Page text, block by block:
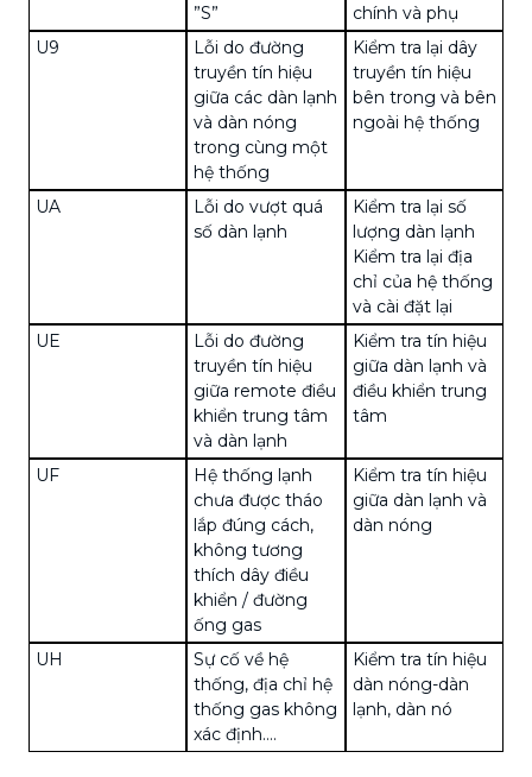
”S”
chính và phụ
U9
Lỗi do đường
truyền tín hiệu
giữa các dàn lạnh
và dàn nóng
trong cùng một
hệ thống
Kiểm tra lại dây
truyền tín hiệu
bên trong và bên
ngoài hệ thống
UA
Lỗi do vượt quá
số dàn lạnh
Kiểm tra lại số
lượng dàn lạnh
Kiểm tra lại địa
chỉ của hệ thống
và cài đặt lại
UE
Lỗi do đường
truyền tín hiệu
giữa remote điều
khiển trung tâm
và dàn lạnh
Kiểm tra tín hiệu
giữa dàn lạnh và
điều khiển trung
tâm
UF
Hệ thống lạnh
chưa được tháo
lắp đúng cách,
không tương
thích dây điều
khiển / đường
ống gas
Kiểm tra tín hiệu
giữa dàn lạnh và
dàn nóng
UH
Sự cố về hệ
thống, địa chỉ hệ
thống gas không
xác định….
Kiểm tra tín hiệu
dàn nóng-dàn
lạnh, dàn nó